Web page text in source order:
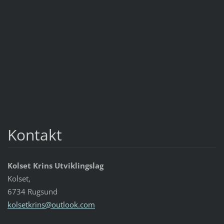
Kontakt
Kolset Krins Utviklingslag
Kolset,
6734 Rugsund
kolsetkrins@outlook.com